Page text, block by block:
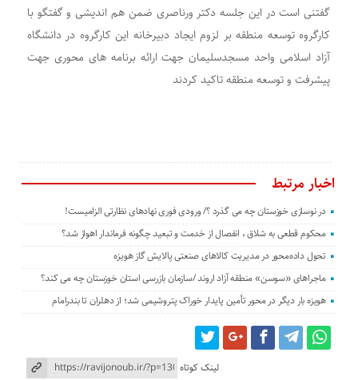
گفتنی است در این جلسه دکتر ورناصری ضمن هم اندیشی و گفتگو با
کارگروه توسعه منطقه بر لزوم ایجاد دبیرخانه این کارگروه در دانشگاه
آزاد اسلامی واحد مسجدسلیمان جهت ارائه برنامه های محوری جهت
پیشرفت و توسعه منطقه تاکید کردند
اخبار مرتبط
در نوسازی خوزستان چه می گذرد ؟/ ورودی فوری نهادهای نظارتی الزامیست!
محکوم قطعی به شلاق ، انفصال از خدمت و تبعید چگونه فرماندار اهواز شد؟
تحول داده‌محور در مدیریت کالاهای صنعتی پالایش گاز هویزه
ماجراهای «سوسن» منطقه آزاد اروند /سازمان بازرسی استان خوزستان چه می کند؟
هویزه بار دیگر در محور تأمین پایدار خوراک پتروشیمی شد؛ از دهلران تا بندرامام
لینک کوتاه